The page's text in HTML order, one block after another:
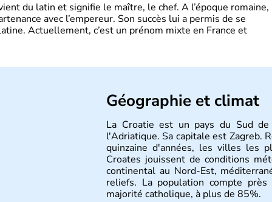
du latin et signifie le maître, le chef. A l’époque romaine,
avec l’empereur. Son succès lui a permis de se
Actuellement, c’est un prénom mixte en France et
Géographie et climat
La Croatie est un pays du Sud
l'Adriatique. Sa capitale est Zagreb.
quinzaine d'années, les villes les
Croates jouissent de conditions
continental au Nord-Est,
reliefs. La population compte
majorité catholique, à plus de 85%.